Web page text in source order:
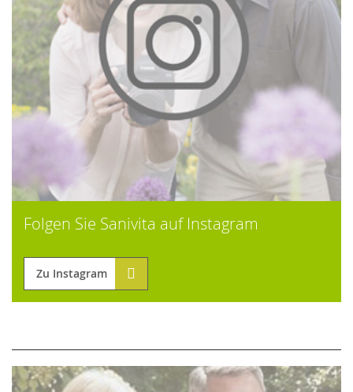
Folgen Sie Sanivita auf Instagram
Zu Instagram